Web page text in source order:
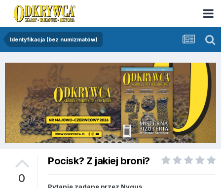
Identyfikacja (bez numizmatów)
0
Pocisk? Z jakiej broni?